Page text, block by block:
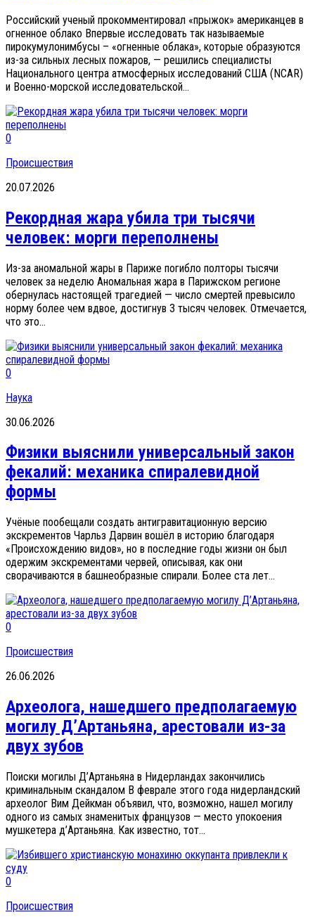
Российский ученый прокомментировал «прыжок» американцев в
огненное облако Впервые исследовать так называемые
пирокумулонимбусы – «огненные облака», которые образуются
из-за сильных лесных пожаров, — решились специалисты
Национального центра атмосферных исследований США (NCAR)
и Военно-морской исследовательской...
0
Происшествия
20.07.2026
Рекордная жара убила три тысячи
человек: морги переполнены
Из-за аномальной жары в Париже погибло полторы тысячи
человек за неделю Аномальная жара в Парижском регионе
обернулась настоящей трагедией — число смертей превысило
норму более чем вдвое, достигнув 3 тысяч человек. Отмечается,
что это...
0
Наука
30.06.2026
Физики выяснили универсальный закон
фекалий: механика спиралевидной
формы
Учёные пообещали создать антигравитационную версию
экскрементов Чарльз Дарвин вошёл в историю благодаря
«Происхождению видов», но в последние годы жизни он был
одержим экскрементами червей, описывая, как они
сворачиваются в башнеобразные спирали. Более ста лет...
0
Происшествия
26.06.2026
Археолога, нашедшего предполагаемую
могилу Д’Артаньяна, арестовали из-за
двух зубов
Поиски могилы Д’Артаньяна в Нидерландах закончились
криминальным скандалом В феврале этого года нидерландский
археолог Вим Дейкман объявил, что, возможно, нашел могилу
одного из самых знаменитых французов — место упокоения
мушкетера д’Артаньяна. Как известно, тот...
0
Происшествия